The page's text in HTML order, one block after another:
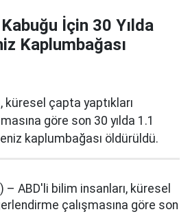
İçin 30 Yılda
Kaplumbağası
küresel çapta yaptıkları
göre son 30 yılda 1.1
kaplumbağası öldürüldü.
– ABD'li bilim insanları, küresel
çalışmasına göre son